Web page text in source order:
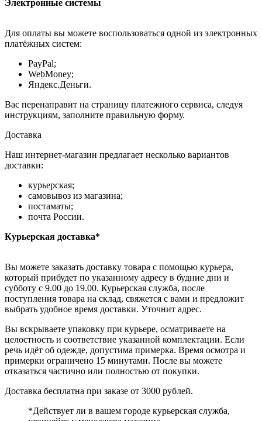
Электронные системы
Для оплаты вы можете воспользоваться одной из электронных
платёжных систем:
PayPal;
WebMoney;
Яндекс.Деньги.
Вас перенаправит на страницу платежного сервиса, следуя
инструкциям, заполните правильную форму.
Доставка
Наш интернет-магазин предлагает несколько вариантов
доставки:
курьерская;
самовывоз из магазина;
постаматы;
почта России.
Курьерская доставка*
Вы можете заказать доставку товара с помощью курьера,
который прибудет по указанному адресу в будние дни и
субботу с 9.00 до 19.00. Курьерская служба, после
поступления товара на склад, свяжется с вами и предложит
выбрать удобное время доставки. Уточнит адрес.
Вы вскрываете упаковку при курьере, осматриваете на
целостность и соответствие указанной комплектации. Если
речь идёт об одежде, допустима примерка. Время осмотра и
примерки ограничено 15 минутами. После вы можете
отказаться частично или полностью от покупки.
Доставка бесплатна при заказе от 3000 рублей.
*Действует ли в вашем городе курьерская служба,